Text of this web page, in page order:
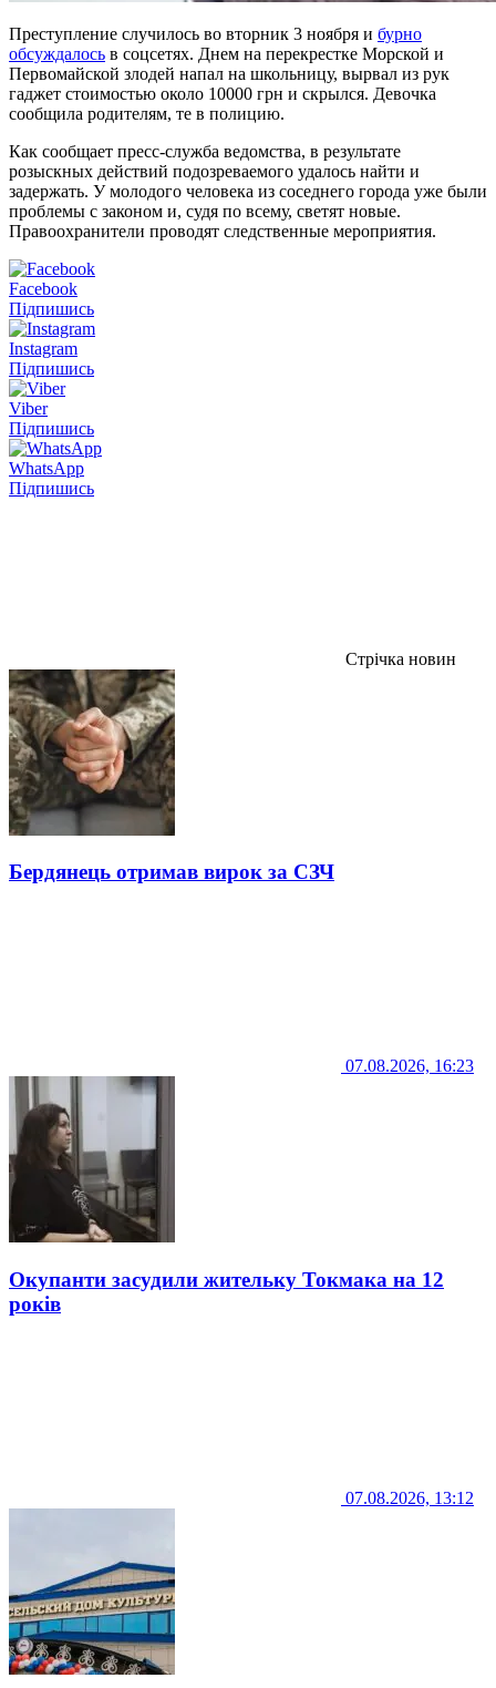
Преступление случилось во вторник 3 ноября и бурно
обсуждалось в соцсетях. Днем на перекрестке Морской и
Первомайской злодей напал на школьницу, вырвал из рук
гаджет стоимостью около 10000 грн и скрылся. Девочка
сообщила родителям, те в полицию.
Как сообщает пресс-служба ведомства, в результате
розыскных действий подозреваемого удалось найти и
задержать. У молодого человека из соседнего города уже были
проблемы с законом и, судя по всему, светят новые.
Правоохранители проводят следственные мероприятия.
Facebook
Підпишись
Instagram
Підпишись
Viber
Підпишись
WhatsApp
Підпишись
Стрічка новин
Бердянець отримав вирок за СЗЧ
07.08.2026, 16:23
Окупанти засудили жительку Токмака на 12
років
07.08.2026, 13:12